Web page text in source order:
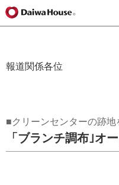
報道関係各位
■クリーンセンターの跡
「ブランチ調布｣オ